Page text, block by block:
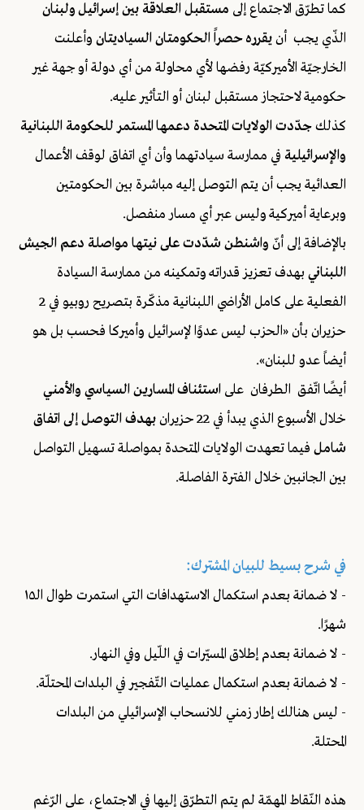
كما تطرّق الاجتماع إلى مستقبل العلاقة بين إسرائيل ولبنان
الذّي يجب أنيقرره حصراً الحكومتان السياديتان وأعلنت
الخارجيّة الأميركيّة رفضها لأي محاولة من أي دولة أو جهة غير
حكومية لاحتجاز مستقبل لبنان أو التأثير عليه.
كذلكجدّدت الولايات المتحدة دعمها المستمر للحكومة اللبنانية
والإسرائيلية في ممارسة سيادتهما وأن أي اتفاق لوقف الأعمال
العدائية يجب أن يتم التوصل إليه مباشرة بين الحكومتين
وبرعاية أميركية وليس عبر أي مسار منفصل.
بالإضافة إلى أنّ واشنطن شدّدت على نيتها مواصلة دعم الجيش
اللبناني بهدف تعزيز قدراته وتمكينه من ممارسة السيادة
الفعلية على كامل الأراضي اللبنانية مذكّرة بتصريح روبيو في 2
حزيران بأن «الحزب ليس عدوًا لإسرائيل وأميركا فحسب بل هو
أيضاً عدو للبنان».
أيضًا اتّفق الطرفان على استئناف المسارين السياسي والأمني
خلال الأسبوع الذي يبدأ في 22 حزيران
بهدف التوصل إلى اتفاق
شامل فيما تعهدت الولايات المتحدة بمواصلة تسهيل التواصل
بين الجانبين خلال الفترة الفاصلة.
في شرح بسيط للبيان المشترك:
- لا ضمانة بعدم استكمال الاستهدافات التي استمرت طوال الـ١٥
شهرًا.
- لا ضمانة بعدم إطلاق المسيّرات في اللّيل وفي النهار.
- لا ضمانة بعدم استكمال عمليات التّفجير في البلدات المحتلّة.
- ليس هنالك إطار زمني للانسحاب الإسرائيلي من البلدات
المحتلة.
هذه النّقاط المهمّة لم يتم التطرّق إليها في الاجتماع، على الرّغم